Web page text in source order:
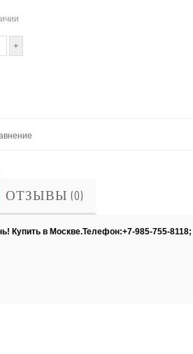
ОТЗЫВЫ (0)
Купить в Москве.Телефон:+7-985-755-